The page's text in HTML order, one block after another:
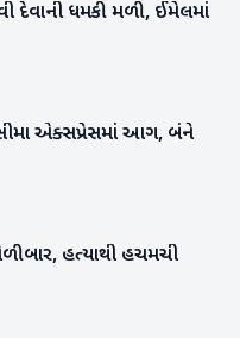
દેવાની ધમકી મળી, ઈમેલમાં
એક્સપ્રેસમાં આગ, બંને
હત્યાથી હચમચી